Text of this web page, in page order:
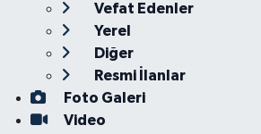
Vefat Edenler
Yerel
Diğer
Resmi İlanlar
Foto Galeri
Video